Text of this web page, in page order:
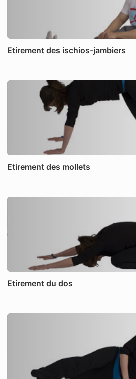
Etirement des ischios-jambiers
Etirement des mollets
Etirement du dos